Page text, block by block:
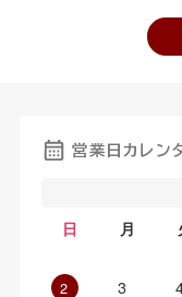
営業日カレン
日
月
2
3